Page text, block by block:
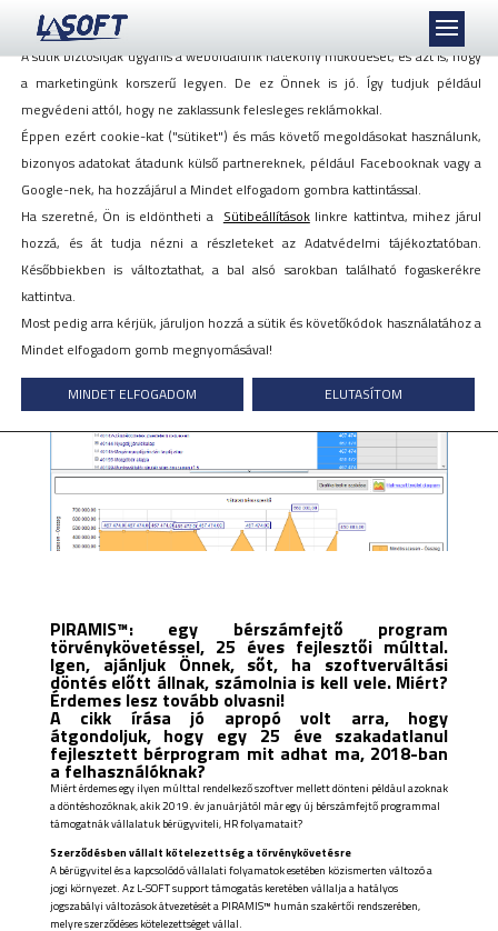
Egy bérprogram
törvénykövetéssel
2019. január 25.
PIRAMIS™: egy bérszámfejtő program
törvénykövetéssel, 25 éves fejlesztői múlttal.
Igen, ajánljuk Önnek, sőt, ha szoftverváltási
döntés előtt állnak, számolnia is kell vele. Miért?
Érdemes lesz tovább olvasni!
A cikk írása jó apropó volt arra, hogy
átgondoljuk, hogy egy 25 éve szakadatlanul
fejlesztett bérprogram mit adhat ma, 2018-ban
a felhasználóknak?
Miért érdemes egy ilyen múlttal rendelkező szoftver mellett dönteni például azoknak
a döntéshozóknak, akik 2019. év januárjától már egy új bérszámfejtő programmal
támogatnák vállalatuk bérügyviteli, HR folyamatait?
Szerződésben vállalt kötelezettség a törvénykövetésre
A bérügyvitel és a kapcsolódó vállalati folyamatok esetében közismerten változó a
jogi környezet. Az L-SOFT support támogatás keretében vállalja a hatályos
jogszabályi változások átvezetését a PIRAMIS™ humán szakértői rendszerében,
melyre szerződéses kötelezettséget vállal.
Mi szeretjük a sütiket, akkor is, ha azok követnek minket!
A sütik biztosítják ugyanis a weboldalunk hatékony működését, és azt is, hogy
a marketingünk korszerű legyen. De ez Önnek is jó. Így tudjuk például
megvédeni attól, hogy ne zaklassunk felesleges reklámokkal.
Éppen ezért cookie-kat ("sütiket") és más követő megoldásokat használunk,
bizonyos adatokat átadunk külső partnereknek, például Facebooknak vagy a
Google-nek, ha hozzájárul a Mindet elfogadom gombra kattintással.
Ha szeretné, Ön is eldöntheti a Sütibeállításoklinkre kattintva, mihez járul
hozzá, és át tudja nézni a részleteket az Adatvédelmi tájékoztatóban.
Későbbiekben is változtathat, a bal alsó sarokban található fogaskerékre
kattintva.
Most pedig arra kérjük, járuljon hozzá a sütik és követőkódok használatához a
Mindet elfogadom gomb megnyomásával!
MINDET ELFOGADOM ELUTASÍTOM